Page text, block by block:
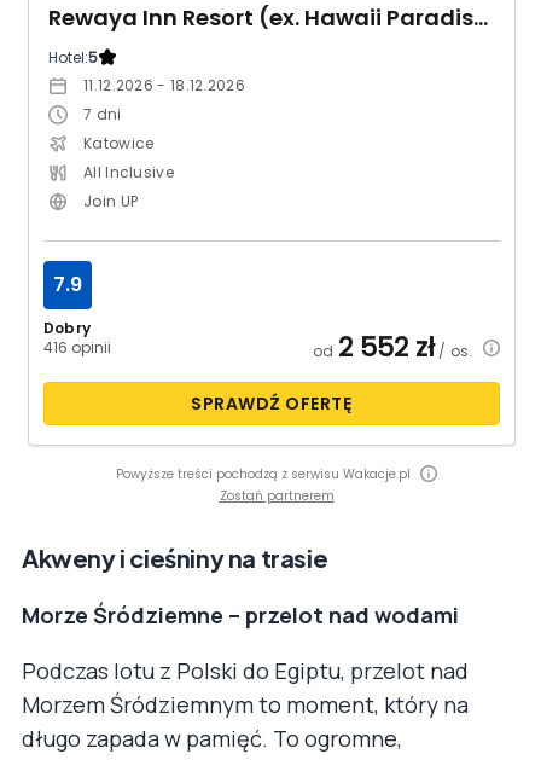
Rewaya Inn Resort (ex. Hawaii Paradise Aqua Park Resort)
Hotel:5
11.12.2026 - 18.12.2026
7 dni
Katowice
All Inclusive
Join UP
Dobry
416 opinii
7.9
od 2 552 zł/ os.
SPRAWDŹ OFERTĘ
Powyższe treści pochodzą z serwisu Wakacje.pl
Zostań partnerem
Akweny i cieśniny na trasie
Morze Śródziemne – przelot nad wodami
Podczas lotu z Polski do Egiptu, przelot nad
Morzem Śródziemnym to moment, który na
długo zapada w pamięć. To ogromne,